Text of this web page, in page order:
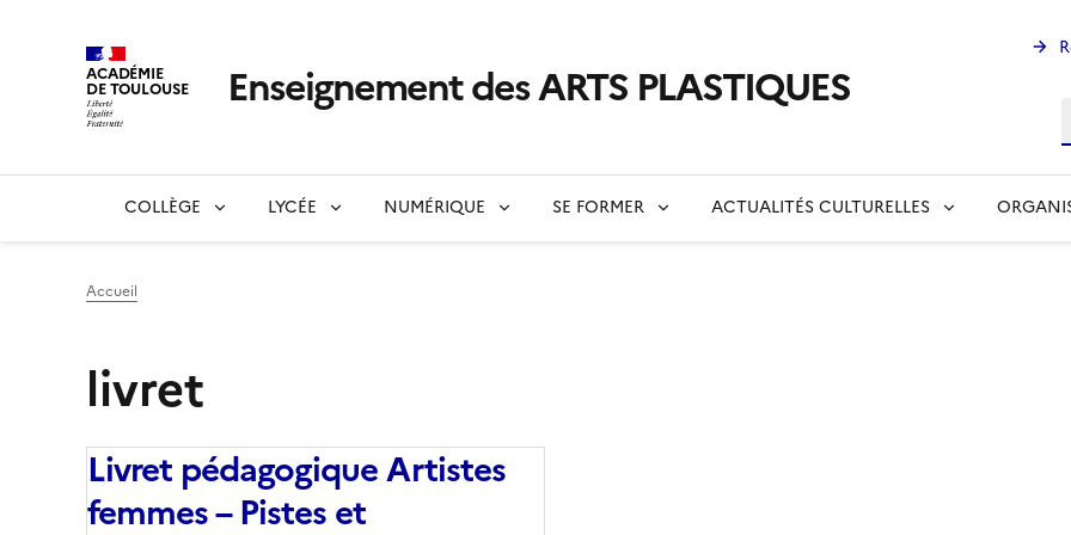
ACADÉMIE
DE TOULOUSE Enseignement des ARTS PLASTIQUES
COLLÈGE LYCÉE NUMÉRIQUE SE FORMER ACTUALITÉS CULTURELLES
Accueil
livret
Livret pédagogique Artistes
femmes – Pistes et